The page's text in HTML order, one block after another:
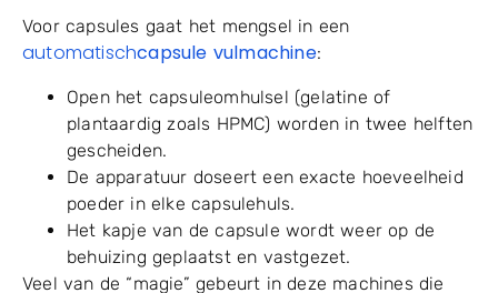
Voor capsules gaat het mengsel in een
automatischcapsule vulmachine:
Open het capsuleomhulsel (gelatine of
plantaardig zoals HPMC) worden in twee helften
gescheiden.
De apparatuur doseert een exacte hoeveelheid
poeder in elke capsulehuls.
Het kapje van de capsule wordt weer op de
behuizing geplaatst en vastgezet.
Veel van de “magie” gebeurt in deze machines die